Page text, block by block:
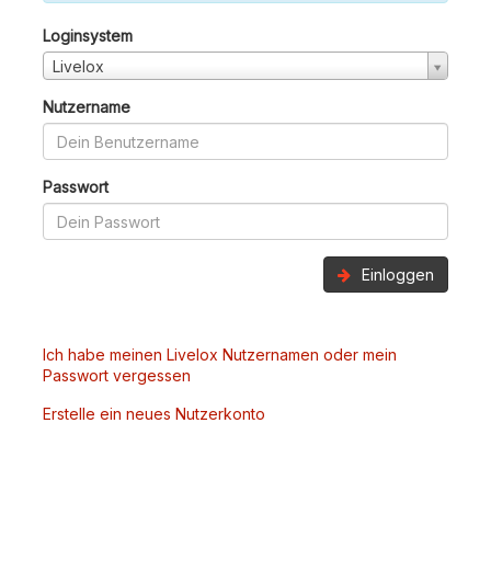
Loginsystem
Livelox
Nutzername
Passwort
Einloggen
Ich habe meinen Livelox Nutzernamen oder mein
Passwort vergessen
Erstelle ein neues Nutzerkonto